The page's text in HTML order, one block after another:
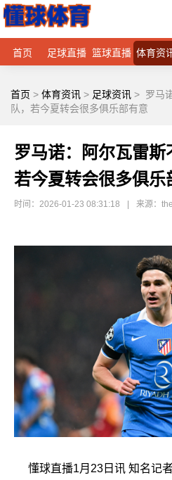
首页 足球直播 篮球直播 体育资
首页 > 体育资讯 > 足球资讯 > 罗马
队，若今夏转会很多俱乐部有意
罗马诺：阿尔瓦雷斯
若今夏转会很多俱乐
时间：2026-01-23 08:31:18 来源：
懂球直播1月23日讯 知名记